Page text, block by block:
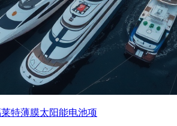
特薄膜太阳能电池项